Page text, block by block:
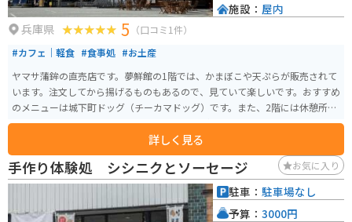
兵庫県 5 （口コミ1件）
#カフェ｜軽食 #食事処 #お土産
ヤマサ蒲鉾の直売店です。夢鮮館の1階では、かまぼこや天ぷらが販売されて
います。注文してから揚げるものもあるので、見ていて楽しいです。おすすめ
のメニューは城下町ドッグ（チーカマドッグ）です。また、2階には休憩所が
あるためそちらで買ったものを食べられますが、おすすめは外のベンチで
す。近くに花畑があるので、眺めながら食べると気持ちが良いです。
詳しく見る
施設： 屋内
手作り体験処 シシニクとソーセージ お気に入り
駐車： 駐車場なし
予算： 3000円